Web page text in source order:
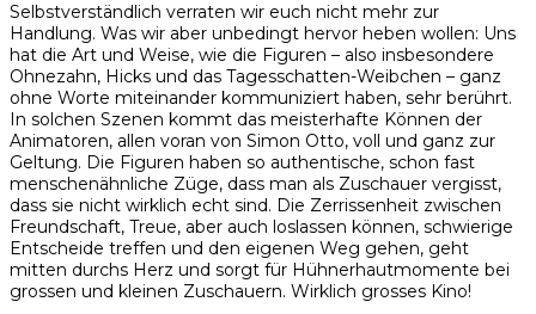
Selbstverständlich verraten wir euch nicht mehr zur
Handlung. Was wir aber unbedingt hervor heben wollen: Uns
hat die Art und Weise, wie die Figuren – also insbesondere
Ohnezahn, Hicks und das Tagesschatten-Weibchen – ganz
ohne Worte miteinander kommuniziert haben, sehr berührt.
In solchen Szenen kommt das meisterhafte Können der
Animatoren, allen voran von Simon Otto, voll und ganz zur
Geltung. Die Figuren haben so authentische, schon fast
menschenähnliche Züge, dass man als Zuschauer vergisst,
dass sie nicht wirklich echt sind. Die Zerrissenheit zwischen
Freundschaft, Treue, aber auch loslassen können, schwierige
Entscheide treffen und den eigenen Weg gehen, geht
mitten durchs Herz und sorgt für Hühnerhautmomente bei
grossen und kleinen Zuschauern. Wirklich grosses Kino!